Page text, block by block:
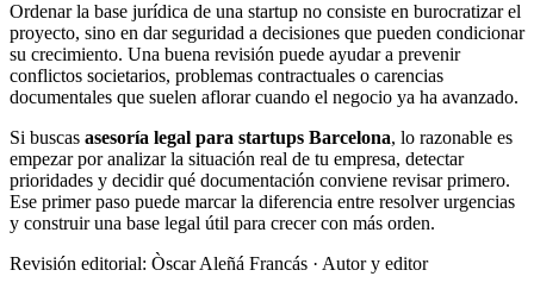
Ordenar la base jurídica de una startup no consiste en burocratizar el
proyecto, sino en dar seguridad a decisiones que pueden condicionar
su crecimiento. Una buena revisión puede ayudar a prevenir
conflictos societarios, problemas contractuales o carencias
documentales que suelen aflorar cuando el negocio ya ha avanzado.
Si buscas asesoría legal para startups Barcelona, lo razonable es
empezar por analizar la situación real de tu empresa, detectar
prioridades y decidir qué documentación conviene revisar primero.
Ese primer paso puede marcar la diferencia entre resolver urgencias
y construir una base legal útil para crecer con más orden.
Revisión editorial: Òscar Aleñá Francás · Autor y editor